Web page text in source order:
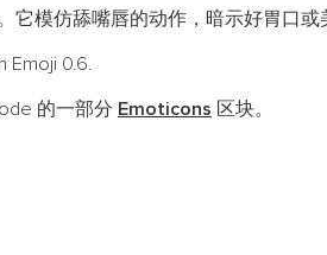
它模仿舔嘴唇的动作，暗示好胃口或
Emoji 0.6.
的一部分 Emoticons 区块。